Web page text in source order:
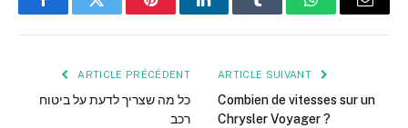
FacebookTwitter PinterestLinkedInTumblr WhatsApp
E-
ARTICLE PRÉCÉDENT
כל מה שצריך לדעת על ביטוח
רכב
ARTICLE SUIVANT
Combien de vitesses sur un
Chrysler Voyager ?